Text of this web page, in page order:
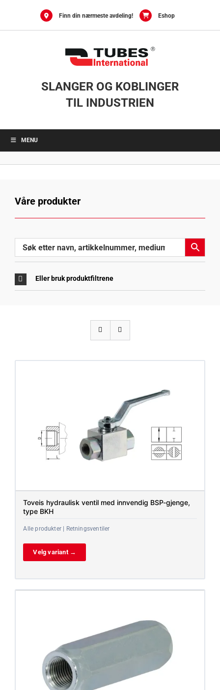
Finn din nærmeste avdeling! Eshop
SLANGER OG KOBLINGER
TIL INDUSTRIEN
MENU
Våre produkter
Eller bruk produktfiltrene
Toveis hydraulisk ventil med innvendig BSP-gjenge,
type BKH
Alle produkter | Retningsventiler
Velg variant →